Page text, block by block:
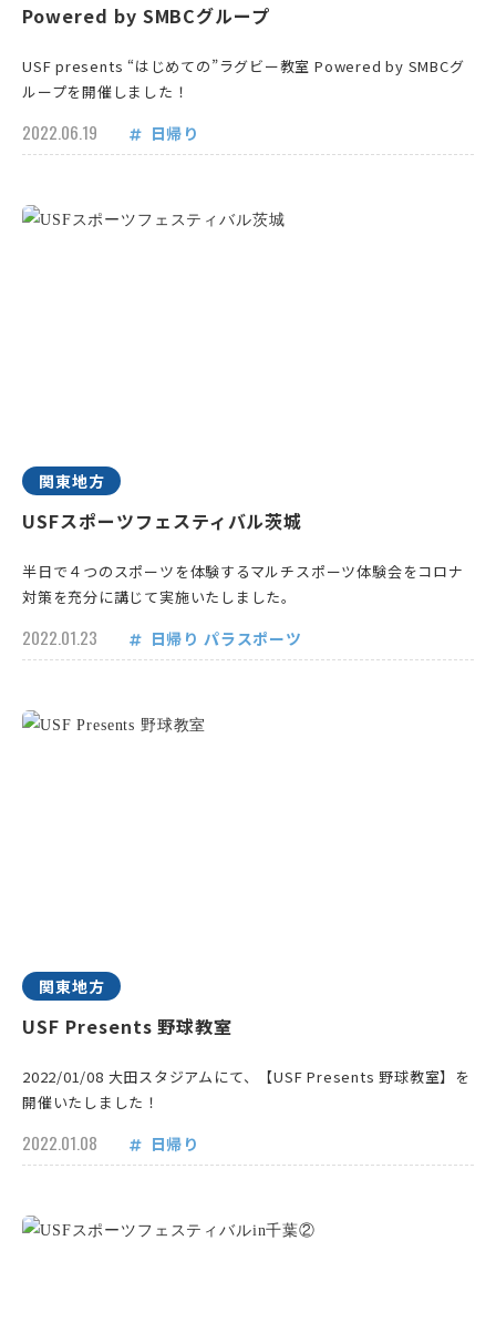
Powered by SMBCグループ
USF presents “はじめての”ラグビー教室 Powered by SMBCグ
ループを開催しました！
2022.06.19 日帰り
関東地方
USFスポーツフェスティバル茨城
半日で４つのスポーツを体験するマルチスポーツ体験会をコロナ
対策を充分に講じて実施いたしました。
2022.01.23 日帰り パラスポーツ
関東地方
USF Presents 野球教室
2022/01/08 大田スタジアムにて、【USF Presents 野球教室】を
開催いたしました！
2022.01.08 日帰り